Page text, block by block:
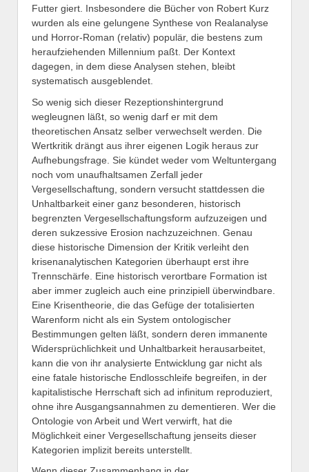
Futter giert. Insbesondere die Bücher von Robert Kurz
wurden als eine gelungene Synthese von Realanalyse
und Horror-Roman (relativ) populär, die bestens zum
heraufziehenden Millennium paßt. Der Kontext
dagegen, in dem diese Analysen stehen, bleibt
systematisch ausgeblendet.
So wenig sich dieser Rezeptionshintergrund
wegleugnen läßt, so wenig darf er mit dem
theoretischen Ansatz selber verwechselt werden. Die
Wertkritik drängt aus ihrer eigenen Logik heraus zur
Aufhebungsfrage. Sie kündet weder vom Weltuntergang
noch vom unaufhaltsamen Zerfall jeder
Vergesellschaftung, sondern versucht stattdessen die
Unhaltbarkeit einer ganz besonderen, historisch
begrenzten Vergesellschaftungsform aufzuzeigen und
deren sukzessive Erosion nachzuzeichnen. Genau
diese historische Dimension der Kritik verleiht den
krisenanalytischen Kategorien überhaupt erst ihre
Trennschärfe. Eine historisch verortbare Formation ist
aber immer zugleich auch eine prinzipiell überwindbare.
Eine Krisentheorie, die das Gefüge der totalisierten
Warenform nicht als ein System ontologischer
Bestimmungen gelten läßt, sondern deren immanente
Widersprüchlichkeit und Unhaltbarkeit herausarbeitet,
kann die von ihr analysierte Entwicklung gar nicht als
eine fatale historische Endlosschleife begreifen, in der
kapitalistische Herrschaft sich ad infinitum reproduziert,
ohne ihre Ausgangsannahmen zu dementieren. Wer die
Ontologie von Arbeit und Wert verwirft, hat die
Möglichkeit einer Vergesellschaftung jenseits dieser
Kategorien implizit bereits unterstellt.